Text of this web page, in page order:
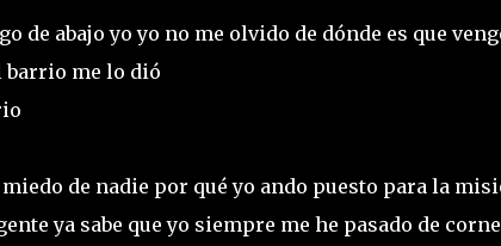
de abajo yo yo no me olvido de dónde es que
barrio me lo dió
de nadie por qué yo ando puesto para la
ya sabe que yo siempre me he pasado de